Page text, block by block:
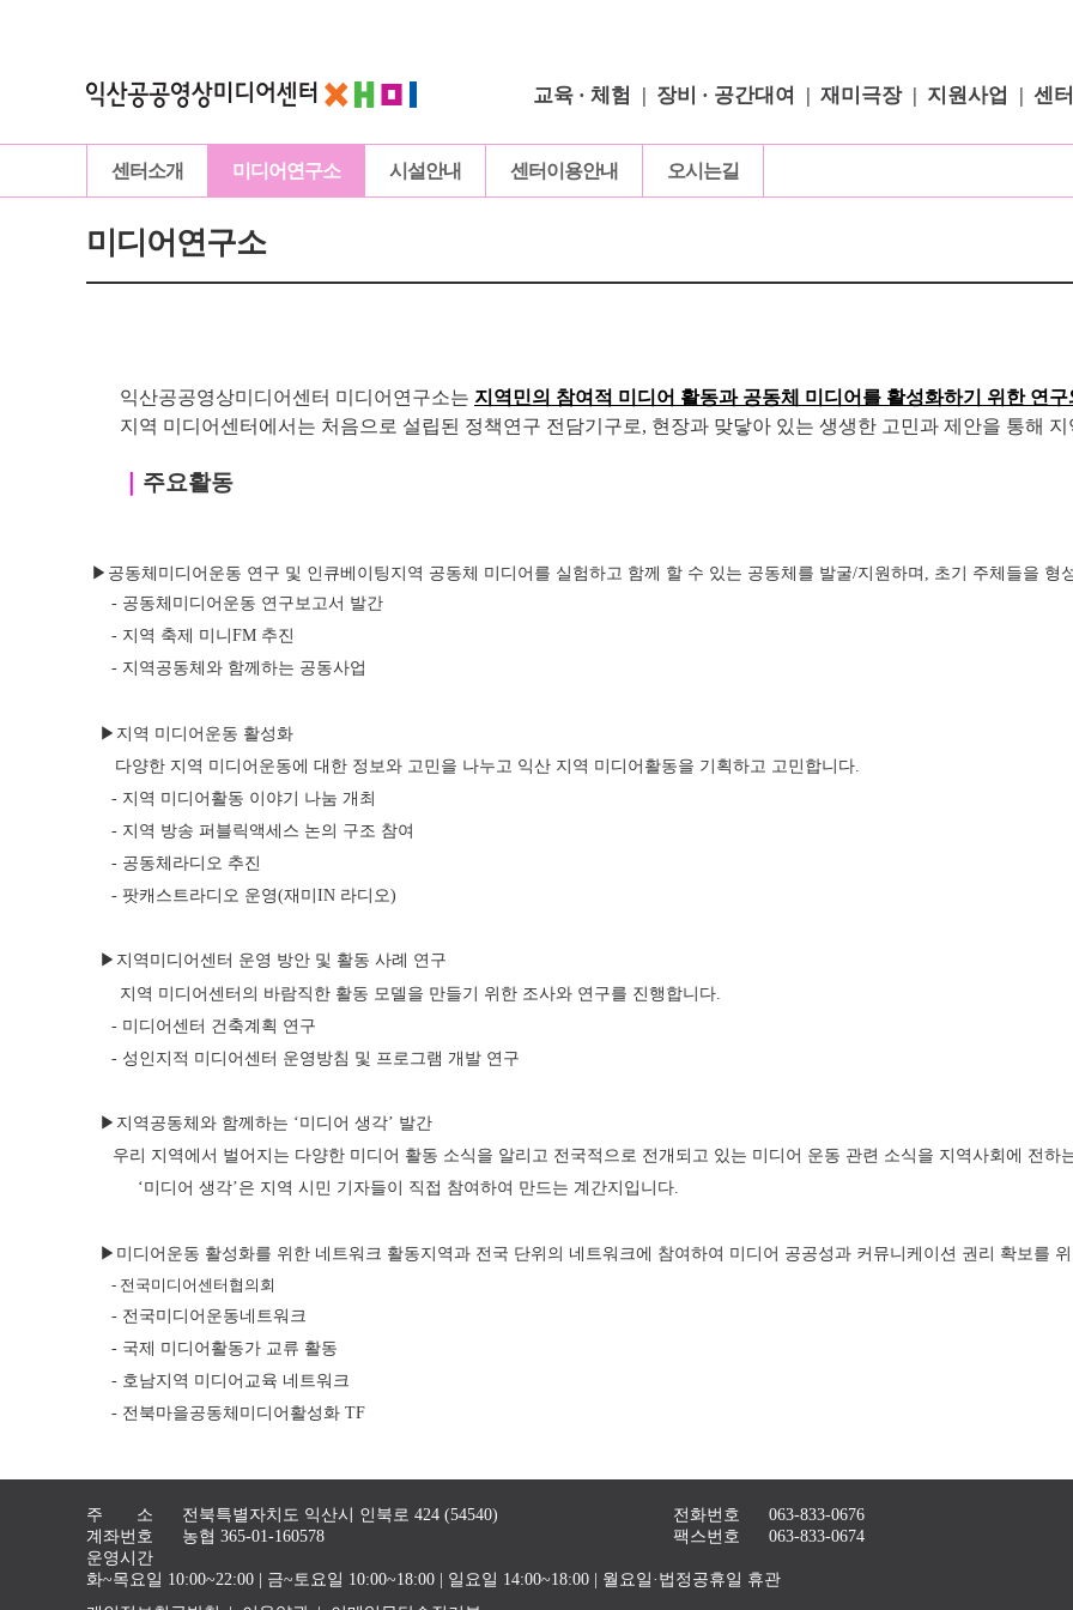
교육 · 체험 장비 · 공간대여 재미극장 지원사업 센
센터소개 미디어연구소 시설안내 센터이용안내 오시는길
미디어연구소
익산공공영상미디어센터 미디어연구소는 지역민의 참여적 미디어 활동과 공동체 미디어를 활성화하기 위한 연
지역 미디어센터에서는 처음으로 설립된 정책연구 전담기구로, 현장과 맞닿아 있는 생생한 고민과 제안을 통해
주요활동
▶공동체미디어운동 연구 및 인큐베이팅지역 공동체 미디어를 실험하고 함께 할 수 있는 공동체를 발굴/지원하며, 초기 주체들을 형
- 공동체미디어운동 연구보고서 발간
- 지역 축제 미니FM 추진
- 지역공동체와 함께하는 공동사업
▶지역 미디어운동 활성화
      다양한 지역 미디어운동에 대한 정보와 고민을 나누고 익산 지역 미디어활동을 기획하고 고민합니다.
- 지역 미디어활동 이야기 나눔 개최
- 지역 방송 퍼블릭액세스 논의 구조 참여
- 공동체라디오 추진
- 팟캐스트라디오 운영(재미IN 라디오)
▶지역미디어센터 운영 방안 및 활동 사례 연구
       지역 미디어센터의 바람직한 활동 모델을 만들기 위한 조사와 연구를 진행합니다.
- 미디어센터 건축계획 연구
- 성인지적 미디어센터 운영방침 및 프로그램 개발 연구
▶지역공동체와 함께하는 ‘미디어 생각’ 발간
우리 지역에서 벌어지는 다양한 미디어 활동 소식을 알리고 전국적으로 전개되고 있는 미디어 운동 관련 소식을 지역사회에 전하
‘미디어 생각’은 지역 시민 기자들이 직접 참여하여 만드는 계간지입니다.
▶미디어운동 활성화를 위한 네트워크 활동지역과 전국 단위의 네트워크에 참여하여 미디어 공공성과 커뮤니케이션 권리 확보를
- 전국미디어센터협의회
- 전국미디어운동네트워크
- 국제 미디어활동가 교류 활동
- 호남지역 미디어교육 네트워크
- 전북마을공동체미디어활성화 TF
주 소 전북특별자치도 익산시 인북로 424 (54540) 전화번호
063-833-0676
계좌번호
농협 365-01-160578 팩스번호
063-833-0674
운영시간
화~목요일 10:00~22:00 | 금~토요일 10:00~18:00 | 일요일 14:00~18:00 | 월요일·법정공휴일 휴관